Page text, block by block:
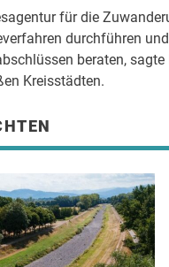
für die
durchführen
beraten,
Kreisstädten.